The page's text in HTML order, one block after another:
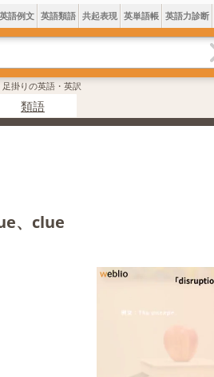
英語例文 英語類語 共起表現 英単語帳 英語力診断
足掛りの英語・英訳
類語
、clue